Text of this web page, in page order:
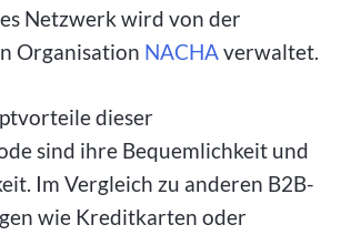
Netzwerk wird von der
Organisation NACHAverwaltet.
dieser
sind ihre Bequemlichkeit und
Im Vergleich zu anderen B2B-
wie Kreditkarten oder